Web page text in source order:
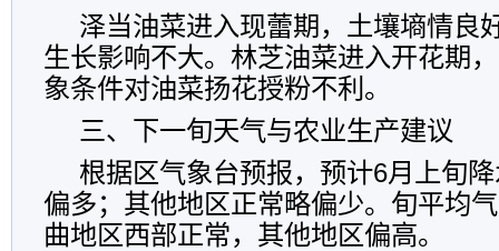
泽当油菜进入现蕾期，土壤墒情良
生长影响不大。林芝油菜进入开花期
象条件对油菜扬花授粉不利。
三、下一旬天气与农业生产建议
根据区气象台预报，预计6月上旬
偏多；其他地区正常略偏少。旬平均
曲地区西部正常，其他地区偏高。